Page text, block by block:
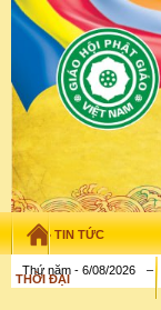
TIN TỨC
THỜI ĐẠI
Thứ năm - 6/08/2026 –